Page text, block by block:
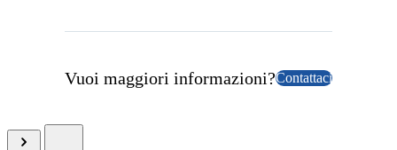
Vuoi maggiori informazioni?Contattaci